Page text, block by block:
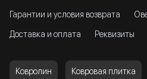
Гарантии и условия возврата
Доставка и оплата Реквизиты
Ковролин Ковровая плитка